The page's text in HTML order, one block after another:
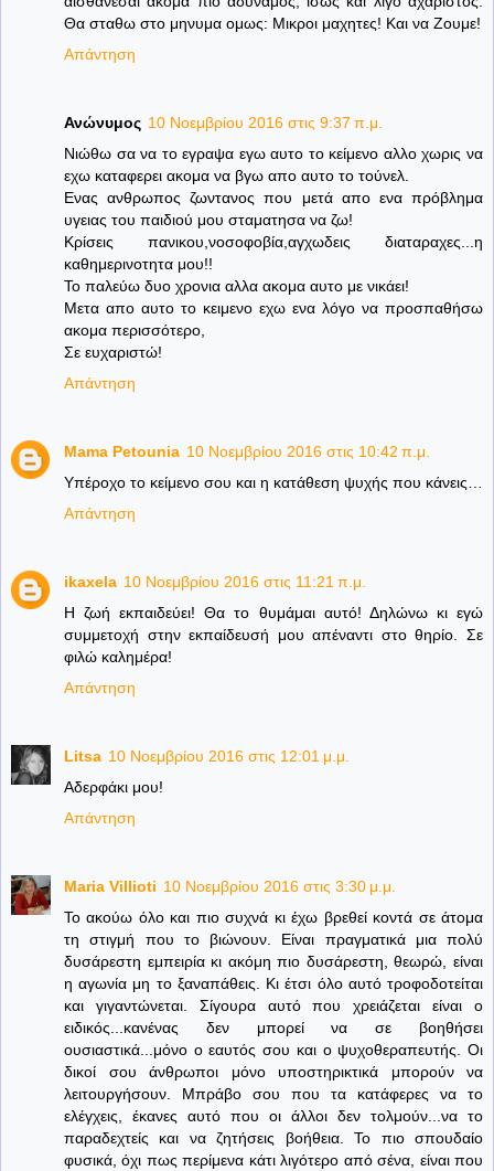
Θα σταθω στο μηνυμα ομως: Μικροι μαχητες! Και να Ζουμε!
Απάντηση
Ανώνυμος 10 Νοεμβρίου 2016 στις 9:37 π.μ.
Νιώθω σα να το εγραψα εγω αυτο το κείμενο αλλο χωρις να
εχω καταφερει ακομα να βγω απο αυτο το τούνελ.
Ενας ανθρωπος ζωντανος που μετά απο ενα πρόβλημα
υγειας του παιδιού μου σταματησα να ζω!
Κρίσεις πανικου,νοσοφοβία,αγχωδεις διαταραχες...η
καθημερινοτητα μου!!
Το παλεύω δυο χρονια αλλα ακομα αυτο με νικάει!
Μετα απο αυτο το κειμενο εχω ενα λόγο να προσπαθήσω
ακομα περισσότερο,
Σε ευχαριστώ!
Απάντηση
Mama Petounia 10 Νοεμβρίου 2016 στις 10:42 π.μ.
Υπέροχο το κείμενο σου και η κατάθεση ψυχής που κάνεις…
Απάντηση
ikaxela 10 Νοεμβρίου 2016 στις 11:21 π.μ.
Η ζωή εκπαιδεύει! Θα το θυμάμαι αυτό! Δηλώνω κι εγώ
συμμετοχή στην εκπαίδευσή μου απέναντι στο θηρίο. Σε
φιλώ καλημέρα!
Απάντηση
Litsa 10 Νοεμβρίου 2016 στις 12:01 μ.μ.
Αδερφάκι μου!
Απάντηση
Maria Villioti 10 Νοεμβρίου 2016 στις 3:30 μ.μ.
Το ακούω όλο και πιο συχνά κι έχω βρεθεί κοντά σε άτομα
τη στιγμή που το βιώνουν. Είναι πραγματικά μια πολύ
δυσάρεστη εμπειρία κι ακόμη πιο δυσάρεστη, θεωρώ, είναι
η αγωνία μη το ξαναπάθεις. Κι έτσι όλο αυτό τροφοδοτείται
και γιγαντώνεται. Σίγουρα αυτό που χρειάζεται είναι ο
ειδικός...κανένας δεν μπορεί να σε βοηθήσει
ουσιαστικά...μόνο ο εαυτός σου και ο ψυχοθεραπευτής. Οι
δικοί σου άνθρωποι μόνο υποστηρικτικά μπορούν να
λειτουργήσουν. Μπράβο σου που τα κατάφερες να το
ελέγχεις, έκανες αυτό που οι άλλοι δεν τολμούν...να το
παραδεχτείς και να ζητήσεις βοήθεια. Το πιο σπουδαίο
φυσικά, όχι πως περίμενα κάτι λιγότερο από σένα, είναι που